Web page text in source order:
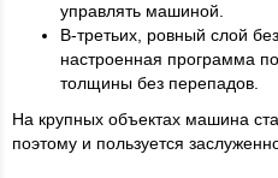
управлять машиной.
В-третьих, ровный слой
настроенная программа
толщины без перепадов.
На крупных объектах машина
поэтому и пользуется